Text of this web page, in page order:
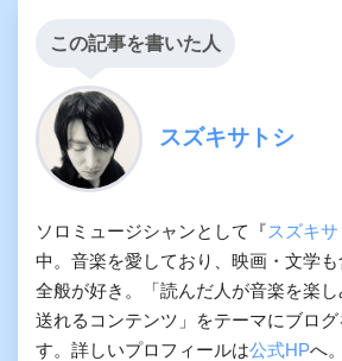
この記事を書いた人
スズキサトシ
ソロミュージシャンとして『スズキ
中。音楽を愛しており、映画・文学
全般が好き。「読んだ人が音楽を楽
送れるコンテンツ」をテーマにブログ
す。詳しいプロフィールは公式HPへ。